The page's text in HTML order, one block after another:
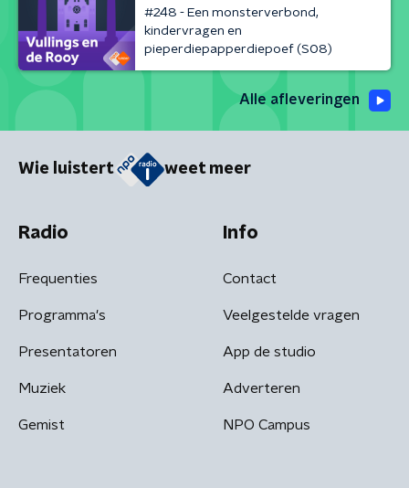
#248 - Een monsterverbond,
kindervragen en
pieperdiepapperdiepoef (S08)
Alle afleveringen
Wie luistert weet meer
Radio
Frequenties
Programma's
Presentatoren
Muziek
Gemist
Info
Contact
Veelgestelde vragen
App de studio
Adverteren
NPO Campus